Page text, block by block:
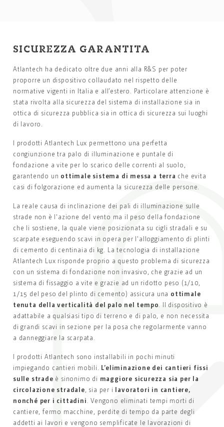
SICUREZZA GARANTITA
Atlantech ha dedicato oltre due anni alla R&S per poter
proporre un dispositivo collaudato nel rispetto delle
normative vigenti in Italia e all’estero. Particolare attenzione è
stata rivolta alla sicurezza del sistema di installazione sia in
ottica di sicurezza pubblica sia in ottica di sicurezza sui luoghi
di lavoro.
I prodotti Atlantech Lux permettono una perfetta
congiunzione tra palo di illuminazione e puntale di
fondazione a vite per lo scarico delle correnti al suolo,
garantendo un ottimale sistema di messa a terra che evita
casi di folgorazione ed aumenta la sicurezza delle persone.
La reale causa di inclinazione dei pali di illuminazione sulle
strade non è l'azione del vento ma il peso della fondazione
che li sostiene, la quale viene posizionata su cigli stradali e su
scarpate eseguendo scavi in opera per l'alloggiamento di plinti
di cemento di centinaia di kg. La tecnologia di installazione
Atlantech Lux risponde proprio a questo problema di sicurezza
con un sistema di fondazione non invasivo, che grazie ad un
sistema di fissaggio a vite e grazie ad un ridotto peso (1/10,
1/15 del peso del plinto di cemento) assicura una ottimale
tenuta della verticalità del palo nel tempo . Il dispositivo è
adattabile a qualsiasi tipo di terreno e di palo, e non necessita
di grandi scavi in sezione per la posa che regolarmente vanno
a danneggiare la scarpata.
I prodotti Atlantech sono installabili in pochi minuti
impiegando cantieri mobili. L’eliminazione dei cantieri fissi
sulle strade è sinonimo di maggiore sicurezza sia per la
circolazione stradale , sia per i lavoratori in cantiere,
nonché per i cittadini . Vengono eliminati tempi morti di
cantiere, fermo macchine, perdite di tempo da parte degli
addetti ai lavori e vengono semplificate le lavorazioni di